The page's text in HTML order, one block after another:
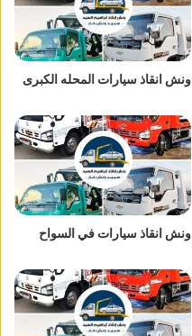
ونش انقاذ سيارات المحله الكبرى
ونش انقاذ سيارات في السواح